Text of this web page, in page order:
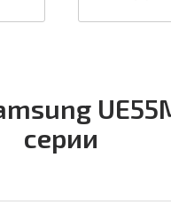
серии